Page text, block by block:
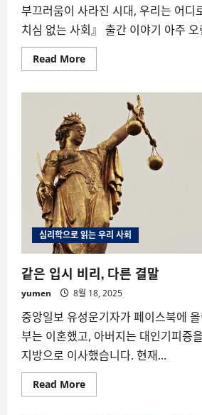
부끄러움이 사라진 시대, 우리는 어디
치심 없는 사회』 출간 이야기 아주
Read MoreRead
more
잃
은
사
회》
심리학으로 읽는 우리 사회
같은 입시 비리, 다른 결말
yumen 8월 18, 2025
중앙일보 유성운기자가 페이스북에
부는 이혼했고, 아버지는 대인기피증
지방으로 이사했습니다. 현재...
Read MoreRead
more